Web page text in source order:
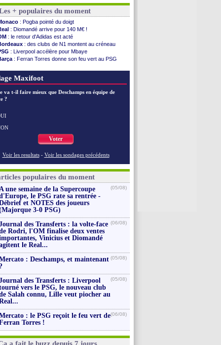
Nantes: Der Zakarian et sa relation avec Kita
OM: le club prêt à libérer Kondogbia ?
Monaco: le message touchant d'Akliouche
FIFA: Tebas en remet une couche
FIFA : l'UEFA maintient la pression
PSG: Tebas encense Luis Enrique
Real: Vinicius jusqu'en 2032 (officiel)
Lyon: Mangala va rejoindre Getafe
OM: une offre refusée pour Aguerd
Real: c'est confirmé pour Vinicius
Troyes: Junior Diaz jusqu'en 2030 (officiel)
PSG: Akliouche a signé (officiel)
OM : une offre pour Bulka
PSG
Arsenal
+ populaires du moment
: Pogba pointé du doigt
: Diomandé arrive pour 140 M€ !
: le retour d'Adidas est acté
: des clubs de N1 montent au créneau
: Liverpool accélère pour Mbaye
: Ferran Torres donne son feu vert au PSG
Maxifoot
va t-il faire mieux que Deschamps en équipe de
?
Voter
Voir les resultats - Voir les sondages précédents
populaires du moment
une semaine de la Supercoupe
le PSG rate sa rentrée -
et NOTES des joueurs
3-0 PSG)
(05/08)
des Transferts : la volte-face
Rodri, l'OM finalise deux ventes
Vinicius et Diomandé
le Real...
(06/08)
: Deschamps, et maintenant (05/08)
des Transferts : Liverpool
vers le PSG, le nouveau club
Salah connu, Lille veut piocher au
(05/08)
: le PSG reçoit le feu vert de
Torres !
(06/08)